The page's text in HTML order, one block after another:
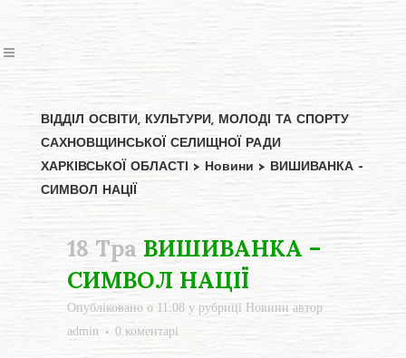
ВІДДІЛ ОСВІТИ, КУЛЬТУРИ, МОЛОДІ ТА СПОРТУ
САХНОВЩИНСЬКОЇ СЕЛИЩНОЇ РАДИ
ХАРКІВСЬКОЇ ОБЛАСТІ > Новини > ВИШИВАНКА –
СИМВОЛ НАЦІЇ
18 Тра ВИШИВАНКА –
СИМВОЛ НАЦІЇ
Опубліковано о 11:08 у рубриці Новини автор
admin
0 коментарі